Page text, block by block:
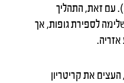
התפוקות של הצבא (לוי, 2019). עם זאת, התהליך
לספירת גופות, אך
אזריה.
העצים את קריטריון